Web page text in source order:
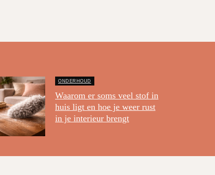
ONDERHOUD
Waarom er soms veel stof in
huis ligt en hoe je weer rust
in je interieur brengt